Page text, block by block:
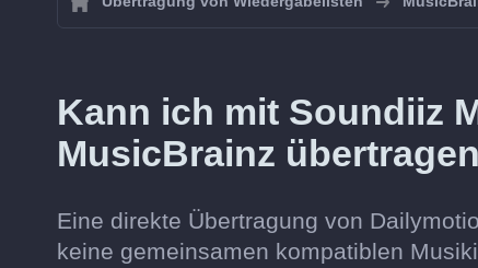
Kann ich mit Soundiiz
MusicBrainz
Eine direkte Übertragung von
keine gemeinsamen kompatiblen